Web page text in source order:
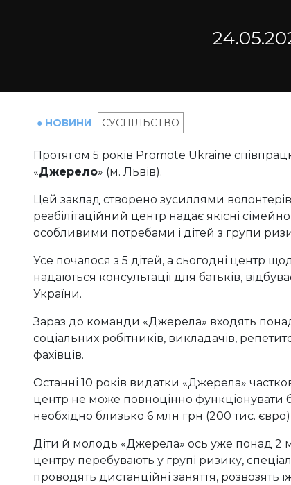
● НОВИНИ СУСПІЛЬСТВО
Протягом 5 років Promote Ukraine
«Джерело» (м. Львів).
Цей заклад створено зусиллями
реабілітаційний центр надає якісні
особливими потребами і дітей з групи
Усе почалося з 5 дітей, а сьогодні центр
надаються консультації для батьків,
України.
Зараз до команди «Джерела» входять понад
соціальних робітників, викладачів,
фахівців.
Останні 10 років видатки «Джерела»
центр не може повноцінно функціонувати
необхідно близько 6 млн грн (200 тис. євро)
Діти й молодь «Джерела» ось уже понад 2
центру перебувають у групі ризику,
проводять дистанційні заняття, розвозять